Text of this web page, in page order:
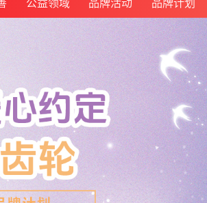
募
儿童关爱
长者关怀
残障福祉
救病助医
美好社区
乡村振兴
公益倡导
月来越有爱
公益倡议官
我是华易人